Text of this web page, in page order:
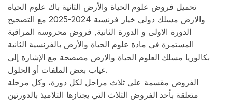
تحميل فروض علوم الحياة والأرض الثانية باك علوم الحياة
والارض مسلك دولي خيار فرنسية 2024-2025 مع التصحيح
الدورة الاولى و الدورة الثانية, فروض محروسة المراقبة
المستمرة في مادة علوم الحياة والأرض بالفرنسية الثانية
بكالوريا مسلك العلوم الحياة والارض مصصحة مع الإشارة إلى
غياب بعض الملفات أو الحلول.
الفروض مقسمة على ثلاث مراحل لكل دورة، وكل مرحلة
متعلقة بأحد الفروض الثلاث التي يجتازها التلاميذ بالدورتين